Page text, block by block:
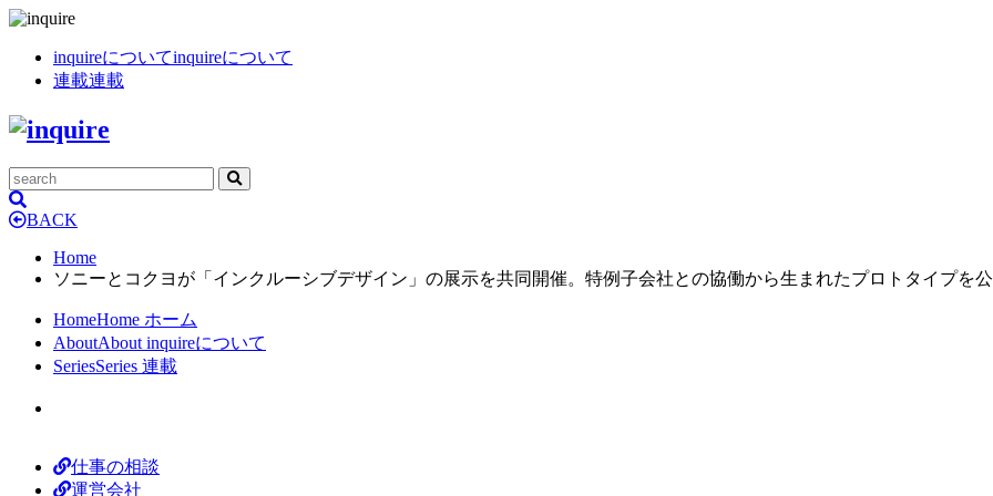
inquireについてinquireについて
連載連載
BACK
Home
ソニーとコクヨが「インクルーシブデザイン」の展示を共同開催。特例子会社との協働から生まれたプロトタイプを
HomeHome ホーム
AboutAbout inquireについて
SeriesSeries 連載
仕事の相談
運営会社